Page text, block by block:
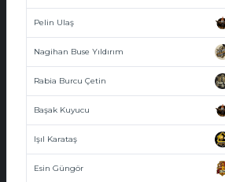
Pelin Ulaş
Nagihan Buse Yıldırım
Rabia Burcu Çetin
Başak Kuyucu
Işıl Karataş
Esin Güngör